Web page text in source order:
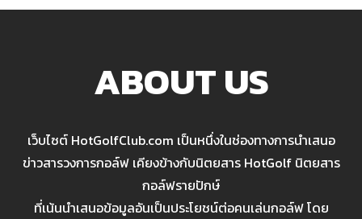
ABOUT US
เว็บไซต์ HotGolfClub.com เป็นหนึ่งในช่องทางการนำเสนอ
ข่าวสารวงการกอล์ฟ เคียงข้างกับนิตยสาร HotGolf นิตยสาร
กอล์ฟรายปักษ์
ที่เน้นนำเสนอข้อมูลอันเป็นประโยชน์ต่อคนเล่นกอล์ฟ โดย